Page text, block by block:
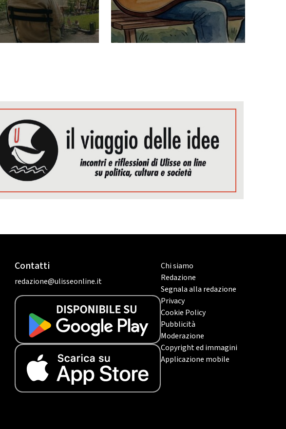
Contatti
redazione@ulisseonline.it
Chi siamo
Redazione
Segnala alla redazione
Privacy
Cookie Policy
Pubblicità
Moderazione
Copyright ed immagini
Applicazione mobile